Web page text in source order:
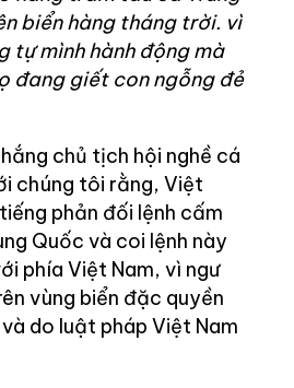
biển hàng tháng trời. vì
tự mình hành động mà
đang giết con ngỗng đẻ
chủ tịch hội nghề cá
chúng tôi rằng, Việt
phản đối lệnh cấm
Quốc và coi lệnh này
phía Việt Nam, vì ngư
vùng biển đặc quyền
do luật pháp Việt Nam